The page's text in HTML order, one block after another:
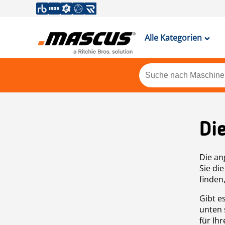
Alle Kategorien
Die
Sie
Gibt
unten
für